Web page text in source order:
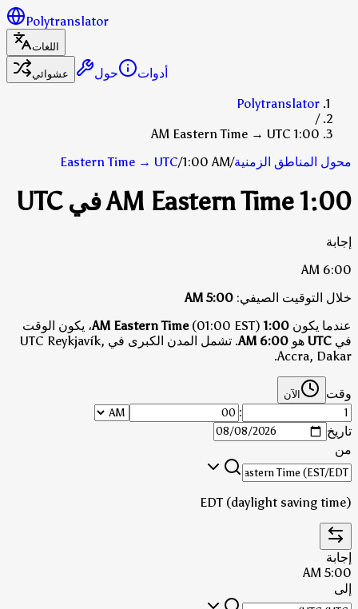
Polytranslator
اللغات
عشوائي
أدوات
حول
Polytranslator
/
1:00 AM Eastern Time → UTC
محول المناطق الزمنية/
Eastern Time → UTC/1:00 AM
1:00 AM Eastern Time في UTC
إجابة
6:00 AM
خلال التوقيت الصيفي: 5:00 AM
عندما يكون 1:00 AM Eastern Time
(01:00 EST)، يكون الوقت
في UTC هو 6:00 AM
.
تشمل المدن الكبرى في UTC Reykjavík,
Accra, Dakar.
وقت الآن
:
تاريخ
من
EDT (daylight saving time)
إجابة
5:00 AM
إلى